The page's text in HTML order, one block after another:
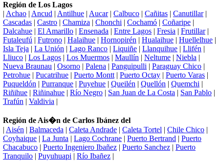
Región de Los Lagos
| Achao | Ancud | Antilhue | Aucar| Calbuco | Cañitas | Canutillar|
Cascadas | Castro | Chamiza | Chonchi | Cochamó | Coñaripe |
Dalcahue | El Amarillo | Ensenada | Entre Lagos | Fresia | Frutillar|
Futaleufú | Futrono | Halaihue | Hornopirén | Hualaihue | Huellelhue |
Isla Teja | La Unión | Lago Ranco | Liquiñe | Llanquihue | Llifén |
Lliuco | Los Lagos | Los Muermos | Maullín | Neltume | Niebla |
Nueva Braunau | Osorno | Palena | Panguipulli | Paraguay Chico |
Petrohue | Pucatrihue | Puerto Montt | Puerto Octay | Puerto Varas |
Puqueldón | Purranque | Puyehue | Queilén | Quellón | Quemchi |
Riñihue | Riñinahue | Río Negro | San Juan de La Costa | San Pablo |
Trafún | Valdivia |
Región de Ais�n de Carlos Ibánez del
| Aisén | Balmaceda | Caleta Andrade | Caleta Tortel | Chile Chico |
Coyhaique | La Junta | Lago Cochrane | Puerto Bertrand | Puerto
Chacabuco | Puerto Ingeniero Ibañez | Puerto Sanchez | Puerto
Tranquilo | Puyuhuapi | Río Ibañez |